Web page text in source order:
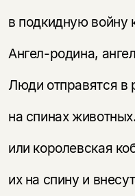
в подкидную войну
Ангел-родина,
Люди отправятся в
на спинах
или королевская
их на спину и